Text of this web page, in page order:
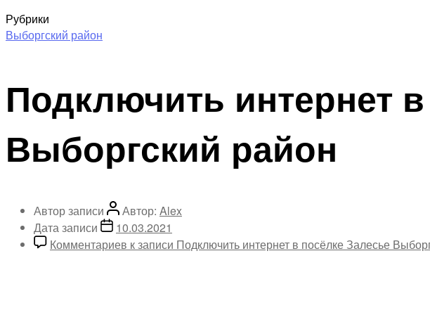
Рубрики
Выборгский район
Подключить интернет
Выборгский район
Автор записи Автор: Alex
Дата записи
10.03.2021
Комментариев к записи Подключить интернет в посёлке Залесье